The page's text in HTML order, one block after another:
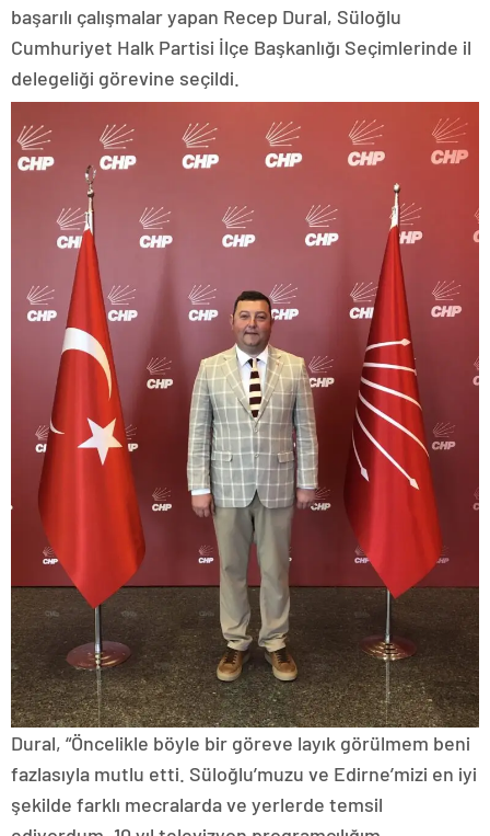
başarılı çalışmalar yapan Recep Dural, Süloğlu
Cumhuriyet Halk Partisi İlçe Başkanlığı Seçimlerinde il
delegeliği görevine seçildi.
Dural, “Öncelikle böyle bir göreve layık görülmem beni
fazlasıyla mutlu etti. Süloğlu’muzu ve Edirne’mizi en iyi
şekilde farklı mecralarda ve yerlerde temsil